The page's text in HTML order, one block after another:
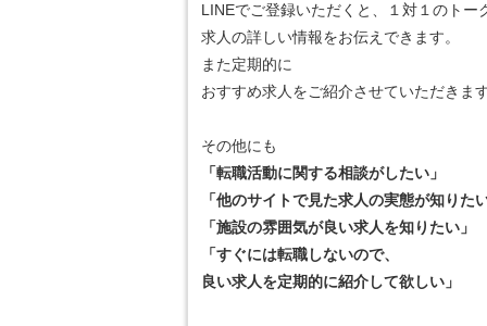
LINEでご登録いただくと、１対１のトー
求人の詳しい情報をお伝えできます。
また定期的に
おすすめ求人をご紹介させていただきます
その他にも
「転職活動に関する相談がしたい」
「他のサイトで見た求人の実態が知りたい
「施設の雰囲気が良い求人を知りたい」
「すぐには転職しないので、
良い求人を定期的に紹介して欲しい」